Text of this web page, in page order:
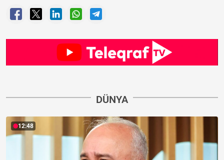
DÜNYA
12:48